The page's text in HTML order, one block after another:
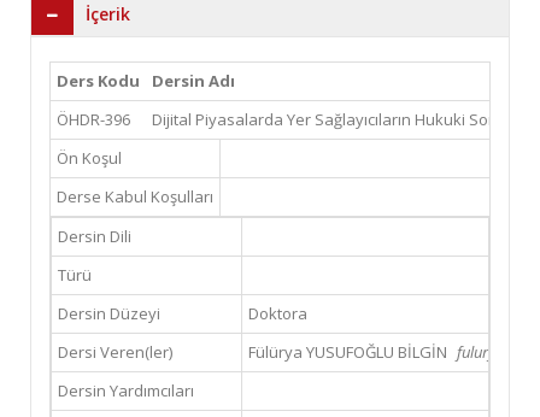
İçerik
Ders Kodu
Dersin Adı
ÖHDR-396
Dijital Piyasalarda Yer Sağlayıcıların Hukuki
Ön Koşul
Derse Kabul Koşulları
Dersin Dili
Türü
Dersin Düzeyi
Doktora
Dersi Veren(ler)
Fülürya YUSUFOĞLU BİLGİN
Dersin Yardımcıları